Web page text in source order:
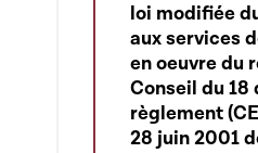
loi modifiée
aux services
en oeuvre du
Conseil du
règlement
28 juin 2001